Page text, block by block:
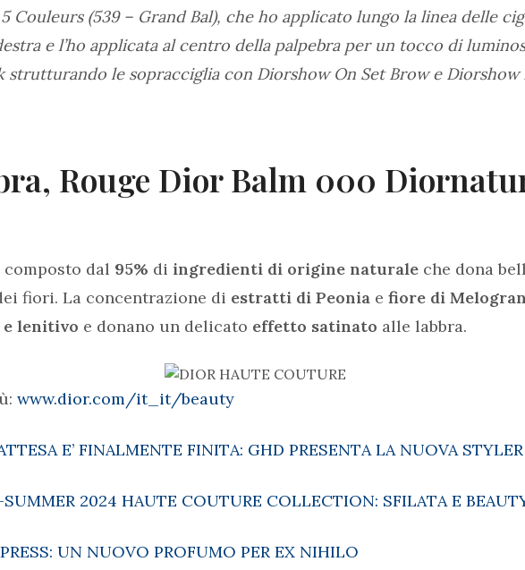
Couleurs (539 – Grand Bal), che ho applicato lungo la linea delle
e l’ho applicata al centro della palpebra per un tocco di
le sopracciglia con Diorshow On Set Brow e Diorshow
Rouge Dior Balm 000
composto dal 95% di ingredienti di origine naturale che dona
fiori. La concentrazione di estratti di Peonia e fiore di
lenitivo e donano un delicato effetto satinato alle labbra.
www.dior.com/it_it/beauty
E’ FINALMENTE FINITA: GHD PRESENTA LA NUOVA
2024 HAUTE COUTURE COLLECTION: SFILATA E
UN NUOVO PROFUMO PER EX NIHILO